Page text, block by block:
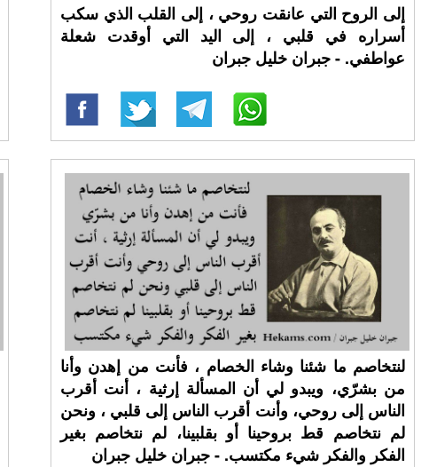
إلى الروح التي عانقت روحي ، إلى القلب الذي سكب
أسراره في قلبي ، إلى اليد التي أوقدت شعلة
عواطفي. - جبران خليل جبران
لنتخاصم ما شئنا وشاء الخصام ، فأنت من إهدن وأنا
من بشرّي، ويبدو لي أن المسألة إرثية ، أنت أقرب
الناس إلى روحي، وأنت أقرب الناس إلى قلبي ، ونحن
لم نتخاصم قط بروحينا أو بقلبينا، لم نتخاصم بغير
الفكر والفكر شيء مكتسب. - جبران خليل جبران